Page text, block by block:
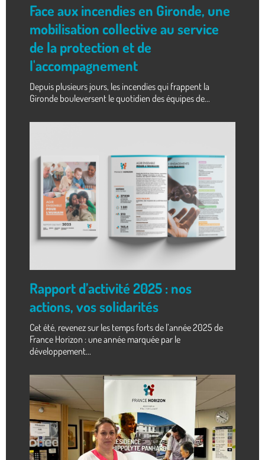
Face aux incendies en Gironde, une
mobilisation collective au service
de la protection et de
l'accompagnement
Depuis plusieurs jours, les incendies qui frappent la
Gironde bouleversent le quotidien des équipes de...
Rapport d’activité 2025 : nos
actions, vos solidarités
Cet été, revenez sur les temps forts de l’année 2025 de
France Horizon : une année marquée par le
développement...